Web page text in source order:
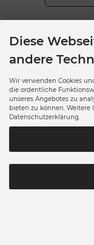
Versandkosten
Kontakt
Diese
andere
Wir verwenden Cookies
die ordentliche
unseres Angebotes zu
bieten zu können.
Datenschutzerklärung.